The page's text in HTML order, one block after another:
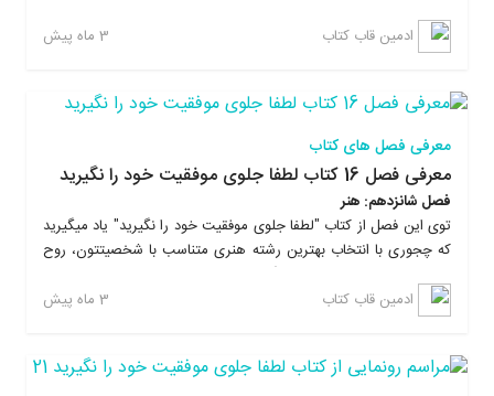
عملی ماندگاری آموخته هاتون رو توی ذهنتون تا چندین برابر افزایش
میدید. با خوندن کتاب لطفا جلوی موفقیت خود را نگیرید، یاد میگیرید
بدید، به موفقیت برسید و از نتایجی که بدست میارید شگفت زده
نوشته شده و در پایان هر فصل تمرینات عملی داره که این تمرینات،
ماندگاری مطالب رو در ذهن خواننده چندین برابر بیشتر میکنه و باعث
ایجاد روحیه عملگرایی میشه.
ادمین قاب کتاب 3 ماه پیش
معرفی فصل های کتاب
معرفی فصل 16 کتاب لطفا جلوی موفقیت خود را نگیرید
فصل شانزدهم: هنر
توی این فصل از کتاب "لطفا جلوی موفقیت خود را نگیرید" یاد میگیرید
که چجوری با انتخاب بهترین رشته هنری متناسب با شخصیتتون، روح
خودتون رو جلا بدید و از زندگیتون بیشتر لذت ببرید. علاوه بر این با
تمرینات عملی ماندگاری آموخته هاتون رو توی ذهنتون تا چندین برابر
افزایش میدید. با خوندن کتاب لطفا جلوی موفقیت خود را نگیرید، یاد
تغییر بدید، به موفقیت برسید و از نتایجی که بدست میارید شگفت زده
ادمین قاب کتاب 3 ماه پیش